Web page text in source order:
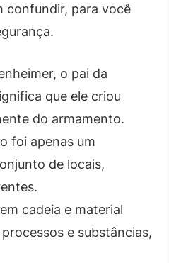
confundir, para você
o pai da
que ele criou
do armamento.
foi apenas um
de locais,
cadeia e material
e substâncias,